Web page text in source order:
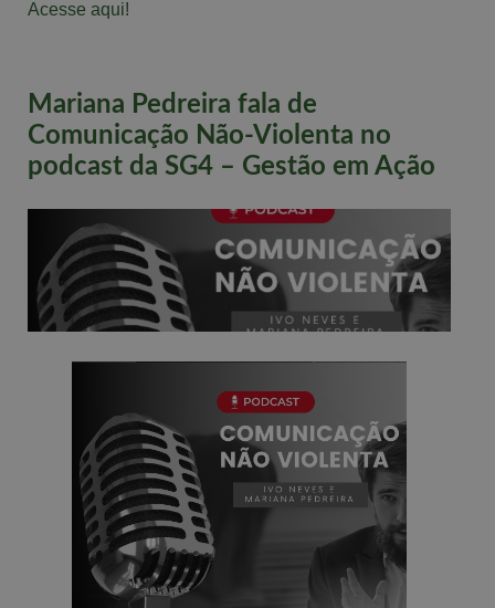
Acesse aqui!
Mariana Pedreira fala de
Comunicação Não-Violenta no
podcast da SG4 – Gestão em Ação